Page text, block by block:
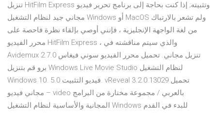
تنزيل HitFilm Express وتثبيته; إذا كنت بحاجة إلى برنامج تحرير فيديو
مجاني جيد لنظام التشغيل Windows أو MacOS ولم تشعر بالارتباك
من لغة الواجهة الإنجليزية ، فإنني أوصي بإلقاء نظرة فاحصة على
محرر الفيديو HitFilm Express ، والذي سيتم مناقشته في
Avidemux 2.7.0 تنزيل مجاني. تحميل محرر الفيديو سوني فيغاس
برو قم بتنزيل Windows Live Movie Studio لنظام التشغيل
Windows 10. فيديو التثبيت 5.0. vReveal 3.2.0.13029 تحميل
مجاني فيديو – video بالعربي / مجموعة مختارة من البرامج
المجانية والأساسية لنظام التشغيل Windows للبدء في القدم